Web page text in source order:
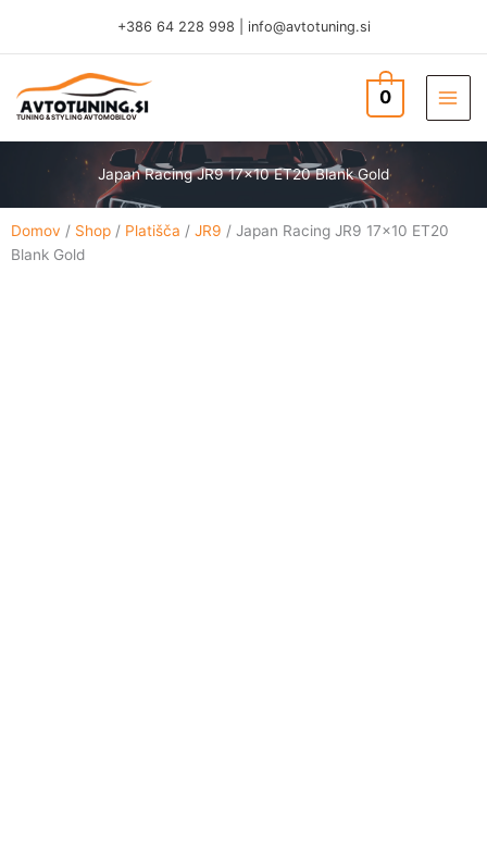
content
+386 64 228 998 info@avtotuning.si
TUNING & STYLING AVTOMOBILOV
0
Japan Racing JR9 17×10 ET20 Blank Gold
Domov / Shop / Platišča / JR9 / Japan Racing JR9 17×10 ET20
Blank Gold